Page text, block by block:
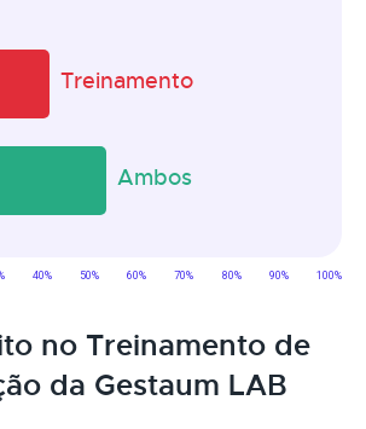
no Treinamento de
da Gestaum LAB